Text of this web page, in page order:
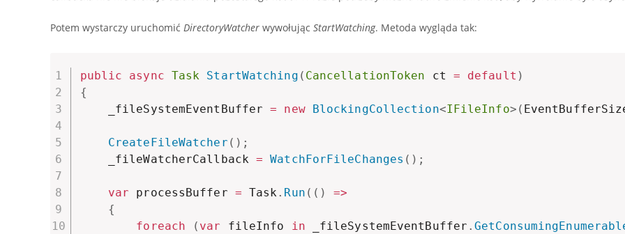
Potem wystarczy uruchomić DirectoryWatcher wywołując StartWatching. Metoda wygląda tak:
public async Task StartWatching ( CancellationToken ct = default )
{
    _fileSystemEventBuffer
= new BlockingCollection<IFileInfo> (
CreateFileWatcher ( ) ;
    _fileWatcherCallback
= WatchForFileChanges ( ) ;
var processBuffer = Task. Run ( ( )
=>
{
foreach
( var fileInfo in _fileSystemEventBuffer .